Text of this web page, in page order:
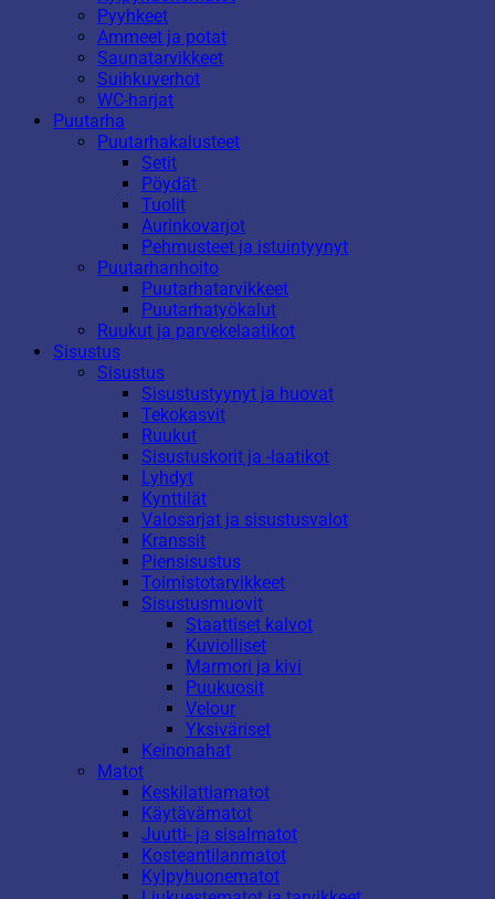
Pyyhkeet
Ammeet ja potat
Saunatarvikkeet
Suihkuverhot
WC-harjat
Puutarha
Puutarhakalusteet
Setit
Pöydät
Tuolit
Aurinkovarjot
Pehmusteet ja istuintyynyt
Puutarhanhoito
Puutarhatarvikkeet
Puutarhatyökalut
Ruukut ja parvekelaatikot
Sisustus
Sisustus
Sisustustyynyt ja huovat
Tekokasvit
Ruukut
Sisustuskorit ja -laatikot
Lyhdyt
Kynttilät
Valosarjat ja sisustusvalot
Kranssit
Piensisustus
Toimistotarvikkeet
Sisustusmuovit
Staattiset kalvot
Kuviolliset
Marmori ja kivi
Puukuosit
Velour
Yksiväriset
Keinonahat
Matot
Keskilattiamatot
Käytävämatot
Juutti- ja sisalmatot
Kosteantilanmatot
Kylpyhuonematot